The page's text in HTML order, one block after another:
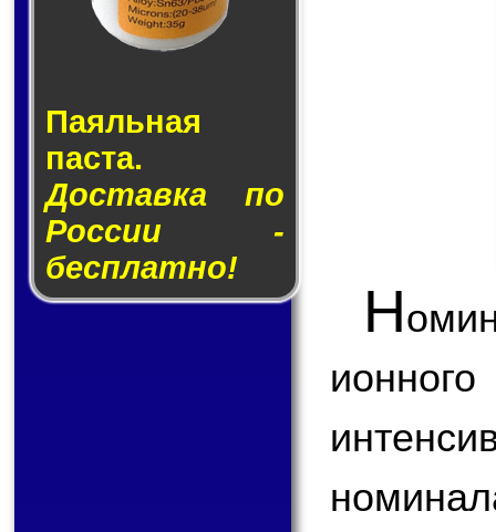
Паяльная
паста.
Доставка по
России -
бесплатно!
Н